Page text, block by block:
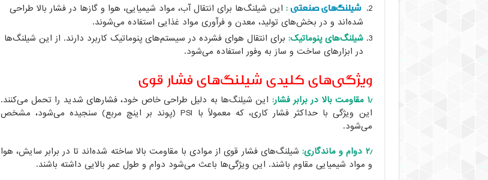
شیلنگ‌های صنعتی : این شیلنگ‌ها برای انتقال آب، مواد شیمیایی، هوا و گازها در فشار بالا طراحی
شده‌اند و در بخش‌های تولید، معدن و فرآوری مواد غذایی استفاده می‌شوند.
شیلنگ‌های پنوماتیک: برای انتقال هوای فشرده در سیستم‌های پنوماتیک کاربرد دارند. از این شیلنگ‌ها
در ابزارهای ساخت و ساز به وفور استفاده می‌شود.
ویژگی‌های کلیدی شیلنگ‌های فشار قوی
۱٫ مقاومت بالا در برابر فشار:
این شیلنگ‌ها به دلیل طراحی خاص خود، فشارهای شدید را تحمل می‌کنند.
این ویژگی با حداکثر فشار کاری، که معمولاً با PSI (پوند بر اینچ مربع) سنجیده می‌شود، مشخص
می‌شود.
۲٫ دوام و ماندگاری:
شیلنگ‌های فشار قوی از موادی با مقاومت بالا ساخته شده‌اند تا در برابر سایش، هوا
و مواد شیمیایی مقاوم باشند. این ویژگی‌ها باعث می‌شود دوام و طول عمر بالایی داشته باشند.